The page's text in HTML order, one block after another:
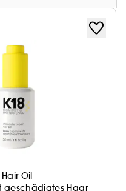
Oil
geschädigtes Haar